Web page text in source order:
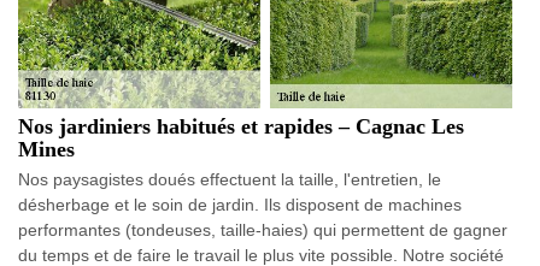
Nos jardiniers habitués et rapides – Cagnac Les
Mines
Nos paysagistes doués effectuent la taille, l'entretien, le
désherbage et le soin de jardin. Ils disposent de machines
performantes (tondeuses, taille-haies) qui permettent de gagner
du temps et de faire le travail le plus vite possible. Notre société